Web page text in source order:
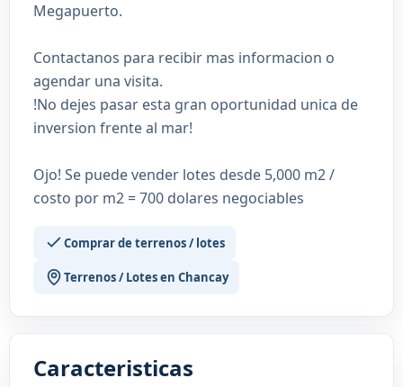
Megapuerto.
Contactanos para recibir mas informacion o
agendar una visita.
!No dejes pasar esta gran oportunidad unica de
inversion frente al mar!
Ojo! Se puede vender lotes desde 5,000 m2 /
costo por m2 = 700 dolares negociables
Comprar de terrenos / lotes
Terrenos / Lotes en Chancay
Caracteristicas